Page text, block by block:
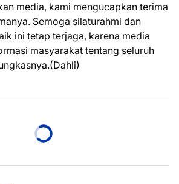
media, kami mengucapkan terima
Semoga silaturahmi dan
ini tetap terjaga, karena media
masyarakat tentang seluruh